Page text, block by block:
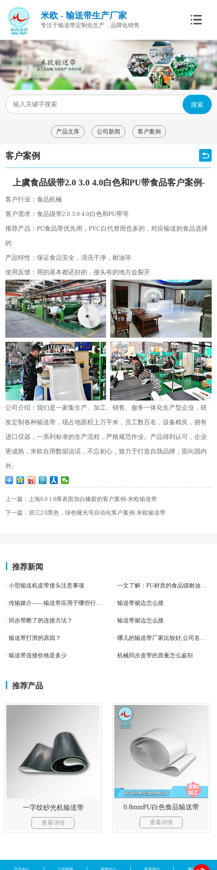
米欧 - 输送带生产厂家
专注于输送带定制化生产，品牌化销售
搜索
产品文库 公司新闻 客户案例
客户案例
上虞食品级带2.0 3.0 4.0白色和PU带食品客户案例-
客户行业：食品机械
客户需求：食品级带2.0 3.0 4.0白色和PU带等
推荐产品：PU食品带优先用，PVC白代替用也多的，对应输送的食品选择
的
产品特性：保证食品安全，清洗干净，耐油等
使用反馈：用的基本都还好的，接头有的地方会裂开
公司介绍：我们是一家集生产、加工、销售、服务一体化生产型企业，研
发定制各种输送带，现占地面积上万平米，员工数百名，设备精良，拥有
进口仪器，一系列标准的生产流程，严格规范作业。产品得到认可，企业
更成熟，米欧在用数据说话，不忘初心，致力于打造自我品牌，面向国内
外。
上一篇：上海6.0 1.0厚表面加白橡胶的客户案例-米欧输送带
下一篇：浙江2.0黑色，绿色哑光等自动化客户案例-米欧输送带
推荐新闻
· 小型输送机皮带接头注意事项
· 输送带裙边怎么接
· 同步带断了的连接方法？ · 输送带裙边怎么接
· 输送带打滑的原因？
· 输送带连接价格是多少 · 机械同步皮带的质量怎么鉴别
推荐产品
一字纹砂光机输送带
查看详情
0.8mmPU白色食品输送带
查看详情